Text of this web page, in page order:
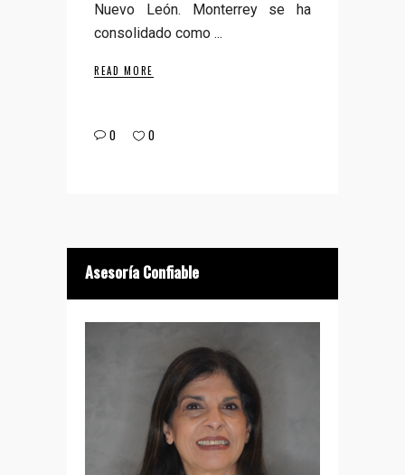
Nuevo León. Monterrey se ha
consolidado como
READ MORE
0 0
Asesoría Confiable